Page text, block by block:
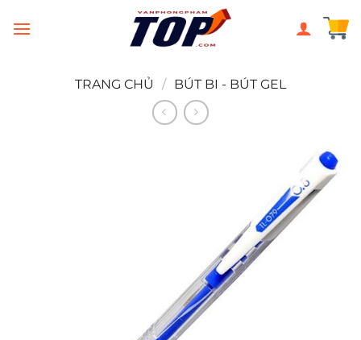
đến
TRANG CHỦ
/ BÚT BI - BÚT GEL